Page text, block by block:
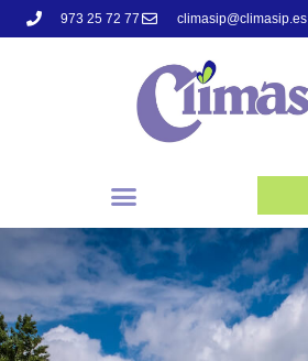
973 25 72 77 climasip@climasip.es